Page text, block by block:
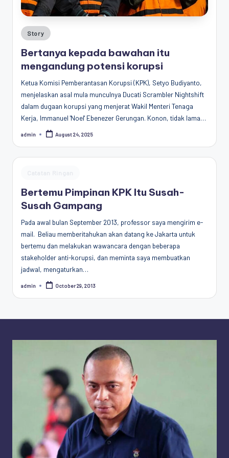
Penggiat
Akademik
Diplomasi
Kota
Indonesia
Posted
in
Story
Bertanya kepada bawahan itu
mengandung potensi korupsi
Ketua Komisi Pemberantasan Korupsi (KPK), Setyo Budiyanto,
menjelaskan asal mula munculnya Ducati Scrambler Nightshift
dalam dugaan korupsi yang menjerat Wakil Menteri Tenaga
Kerja, Immanuel 'Noel' Ebenezer Gerungan. Konon, tidak lama…
Posted
admin August 24, 2025
Bertemu Pimpinan KPK Itu Susah-
Susah Gampang
Pada awal bulan September 2013, professor saya mengirim e-
mail. Beliau memberitahukan akan datang ke Jakarta untuk
bertemu dan melakukan wawancara dengan beberapa
stakeholder anti-korupsi, dan meminta saya membuatkan
jadwal, mengaturkan…
Posted
admin October 29, 2013